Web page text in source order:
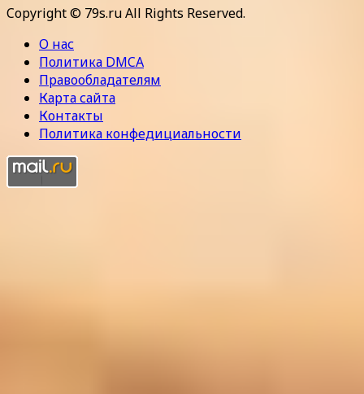
Copyright © 79s.ru All Rights Reserved.
О нас
Политика DMCA
Правообладателям
Карта сайта
Контакты
Политика конфедициальности